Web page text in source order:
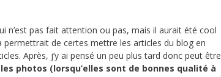
n’est pas fait attention ou pas, mais il aurait été cool
permettrait de certes mettre les articles du blog en
Après, j’y ai pensé un peu plus tard donc peut être
photos (lorsqu’elles sont de bonnes qualité à